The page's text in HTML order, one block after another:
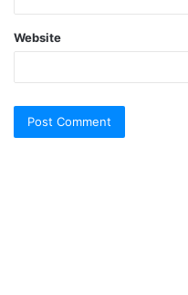
Website